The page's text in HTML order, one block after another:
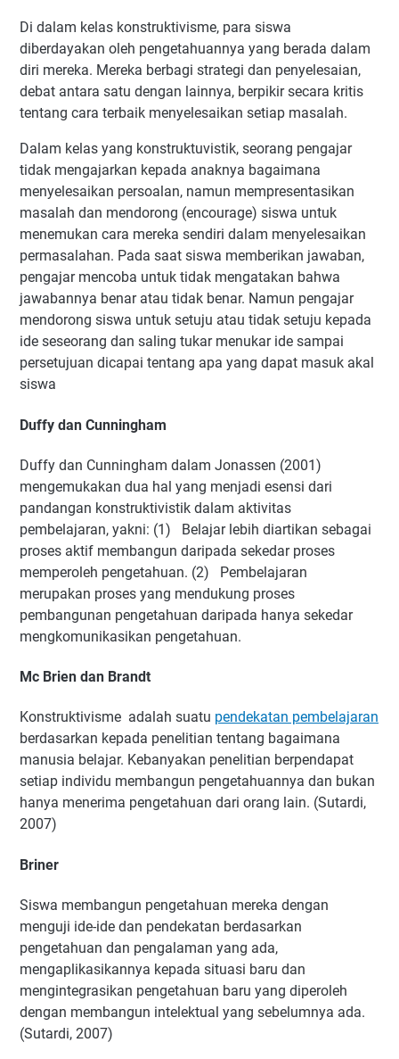
Di dalam kelas konstruktivisme, para siswa
diberdayakan oleh pengetahuannya yang berada dalam
diri mereka. Mereka berbagi strategi dan penyelesaian,
debat antara satu dengan lainnya, berpikir secara kritis
tentang cara terbaik menyelesaikan setiap masalah.
Dalam kelas yang konstruktuvistik, seorang pengajar
tidak mengajarkan kepada anaknya bagaimana
menyelesaikan persoalan, namun mempresentasikan
masalah dan mendorong (encourage) siswa untuk
menemukan cara mereka sendiri dalam menyelesaikan
permasalahan. Pada saat siswa memberikan jawaban,
pengajar mencoba untuk tidak mengatakan bahwa
jawabannya benar atau tidak benar. Namun pengajar
mendorong siswa untuk setuju atau tidak setuju kepada
ide seseorang dan saling tukar menukar ide sampai
persetujuan dicapai tentang apa yang dapat masuk akal
siswa
Duffy dan Cunningham
Duffy dan Cunningham dalam Jonassen (2001)
mengemukakan dua hal yang menjadi esensi dari
pandangan konstruktivistik dalam aktivitas
pembelajaran, yakni: (1) Belajar lebih diartikan sebagai
proses aktif membangun daripada sekedar proses
memperoleh pengetahuan. (2) Pembelajaran
merupakan proses yang mendukung proses
pembangunan pengetahuan daripada hanya sekedar
mengkomunikasikan pengetahuan.
Mc Brien dan Brandt
Konstruktivisme adalah suatu pendekatan pembelajaran
berdasarkan kepada penelitian tentang bagaimana
manusia belajar. Kebanyakan penelitian berpendapat
setiap individu membangun pengetahuannya dan bukan
hanya menerima pengetahuan dari orang lain. (Sutardi,
2007)
Briner
Siswa membangun pengetahuan mereka dengan
menguji ide-ide dan pendekatan berdasarkan
pengetahuan dan pengalaman yang ada,
mengaplikasikannya kepada situasi baru dan
mengintegrasikan pengetahuan baru yang diperoleh
dengan membangun intelektual yang sebelumnya ada.
(Sutardi, 2007)